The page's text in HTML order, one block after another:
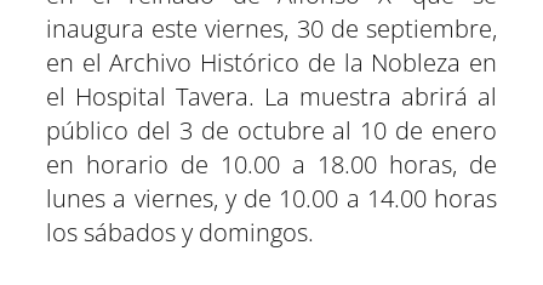
inaugura este viernes, 30 de septiembre,
en el Archivo Histórico de la Nobleza en
el Hospital Tavera. La muestra abrirá al
público del 3 de octubre al 10 de enero
en horario de 10.00 a 18.00 horas, de
lunes a viernes, y de 10.00 a 14.00 horas
los sábados y domingos.